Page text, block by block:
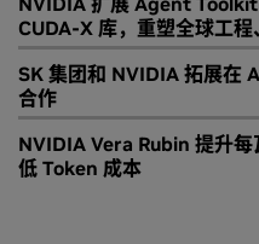
CUDA-X 库，重塑全球工
SK 集团和 NVIDIA 拓展在
合作
NVIDIA Vera Rubin 提升
低 Token 成本